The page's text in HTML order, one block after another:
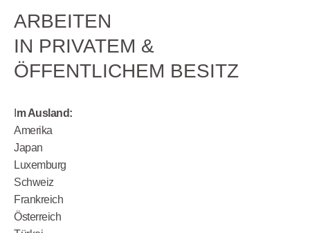
ARBEITEN
IN PRIVATEM &
ÖFFENTLICHEM BESITZ
m Ausland:
Amerika
Japan
Luxemburg
Schweiz
Frankreich
Österreich